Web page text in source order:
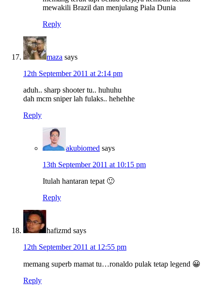
mewakili Brazil dan menjulang Piala Dunia
Reply
maza says
12th September 2011 at 2:14 pm
aduh.. sharp shooter tu.. huhuhu
dah mcm sniper lah fulaks.. hehehhe
Reply
akubiomed says
13th September 2011 at 10:15 pm
Itulah hantaran tepat 🙂
Reply
hafizmd says
12th September 2011 at 12:55 pm
memang superb mamat tu…ronaldo pulak tetap legend 😀
Reply